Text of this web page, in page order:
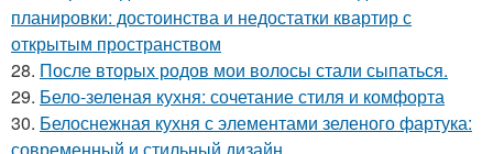
планировки: достоинства и недостатки квартир с
открытым пространством
28. После вторых родов мои волосы стали сыпаться.
29. Бело-зеленая кухня: сочетание стиля и комфорта
30. Белоснежная кухня с элементами зеленого фартука: